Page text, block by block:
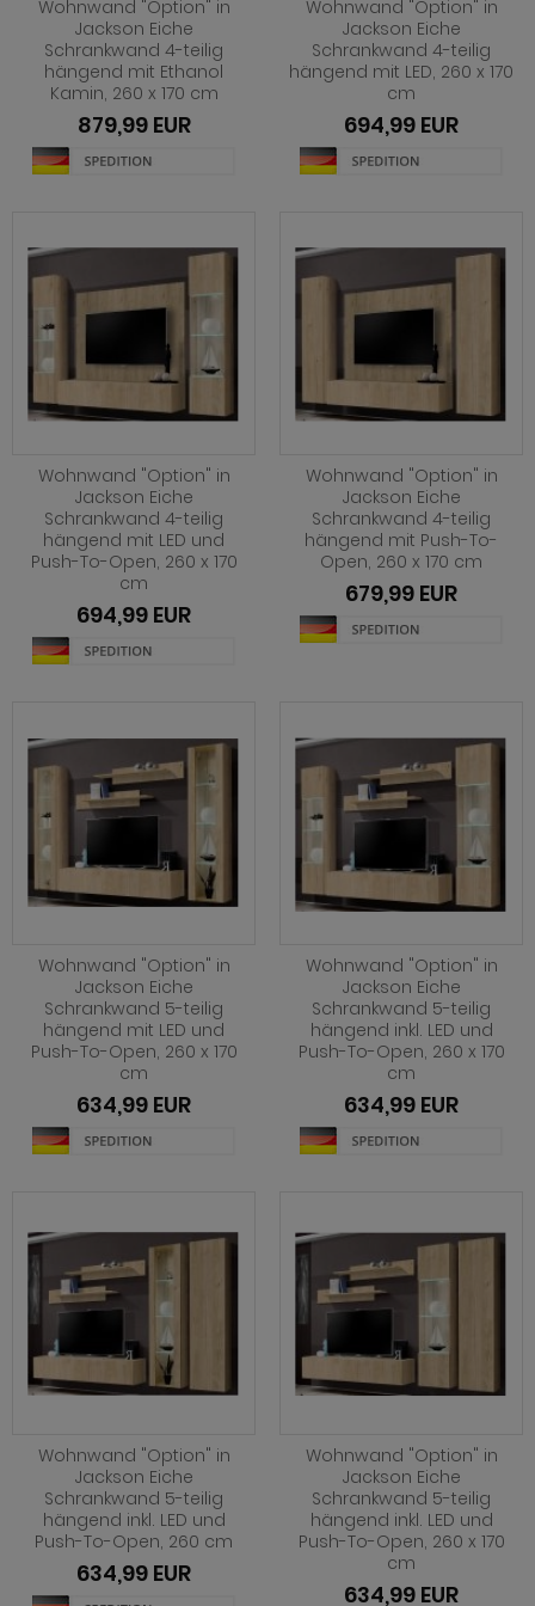
Wohnwand "Option" in
Jackson Eiche
Schrankwand 4-teilig
hängend mit Ethanol
Kamin, 260 x 170 cm
879,99 EUR
Wohnwand "Option" in
Jackson Eiche
Schrankwand 4-teilig
hängend mit LED, 260 x 170
cm
694,99 EUR
Wohnwand "Option" in
Jackson Eiche
Schrankwand 4-teilig
hängend mit LED und
Push-To-Open, 260 x 170
cm
694,99 EUR
Wohnwand "Option" in
Jackson Eiche
Schrankwand 4-teilig
hängend mit Push-To-
Open, 260 x 170 cm
679,99 EUR
Wohnwand "Option" in
Jackson Eiche
Schrankwand 5-teilig
hängend mit LED und
Push-To-Open, 260 x 170
cm
634,99 EUR
Wohnwand "Option" in
Jackson Eiche
Schrankwand 5-teilig
hängend inkl. LED und
Push-To-Open, 260 x 170
cm
634,99 EUR
Wohnwand "Option" in
Jackson Eiche
Schrankwand 5-teilig
hängend inkl. LED und
Push-To-Open, 260 cm
634,99 EUR
Wohnwand "Option" in
Jackson Eiche
Schrankwand 5-teilig
hängend inkl. LED und
Push-To-Open, 260 x 170
cm
634,99 EUR
Ronson
Rovola
Seyne
Stove Old Style hell
Vestland
Ward
Mirano
Nevia
Niran
Relief
Rumba
Salud
Shawn
Shawn Eiche
Stove Old Style hell
Stove weiß Pinie
SystemX
Tomaso
Livia Eiche
Livia Eiche und grau
Livia Kaschmir
Luna
Matteo grün
Matteo Kaschmir
Mezzo
Monte weiß Hochglanz
Pebble grau
Relief
Roove
Rovola
SetOne weiß und grau
Shawn
Shawn Artisan Eiche
Shawn Sand
Shawn weiß
Skin
Sopela
Stove Old Style hell
Telly
Tomaso
Torsby grau
Torsby weiß
Foundry
Georgia
Georgia in Eiche Tabak
Hartford
Hooge
Infinity
Isgard Pistazie
Isgard weiß
Jesper
Juna
Ladis
Lavell
Leian
Lille
Linea
Livorno
Louna
Madea
Madem
Malta
Matsdal
Merced weiß-Eiche
Milla
Mirano
Montez
Morgan
Netanja
Niran
Nobile